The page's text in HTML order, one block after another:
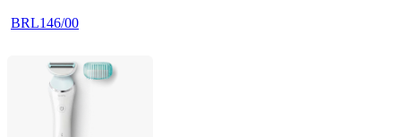
BRL146/00